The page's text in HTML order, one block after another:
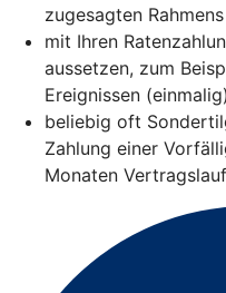
zugesagten
mit Ihren
aussetzen, zum
Ereignissen
beliebig oft
Zahlung einer
Monaten